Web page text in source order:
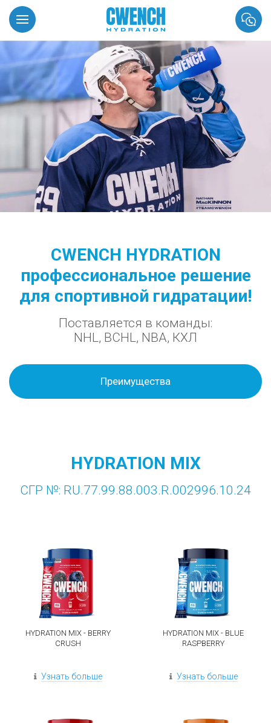
CWENCH HYDRATION
профессиональное решение
для спортивной гидратации!
Поставляется в команды:
NHL, BCHL, NBA, КХЛ
Преимущества
HYDRATION MIX
СГР №: RU.77.99.88.003.R.002996.10.24
HYDRATION MIX - BERRY
CRUSH
Узнать больше
HYDRATION MIX - BLUE
RASPBERRY
Узнать больше